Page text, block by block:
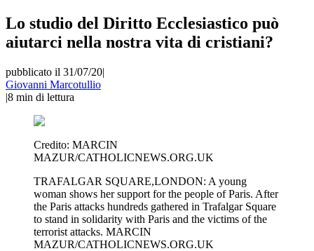
Lo studio del Diritto Ecclesiastico può
aiutarci nella nostra vita di cristiani?
pubblicato il 31/07/20|
Giovanni Marcotullio
|8 min di lettura
Credito: MARCIN
MAZUR/CATHOLICNEWS.ORG.UK
TRAFALGAR SQUARE,LONDON: A young
woman shows her support for the people of Paris. After
the Paris attacks hundreds gathered in Trafalgar Square
to stand in solidarity with Paris and the victims of the
terrorist attacks. MARCIN
MAZUR/CATHOLICNEWS.ORG.UK